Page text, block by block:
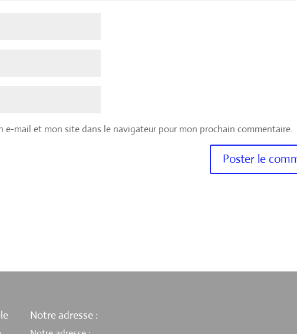
e-mail et mon site dans le navigateur pour mon prochain commentaire.
Notre adresse :